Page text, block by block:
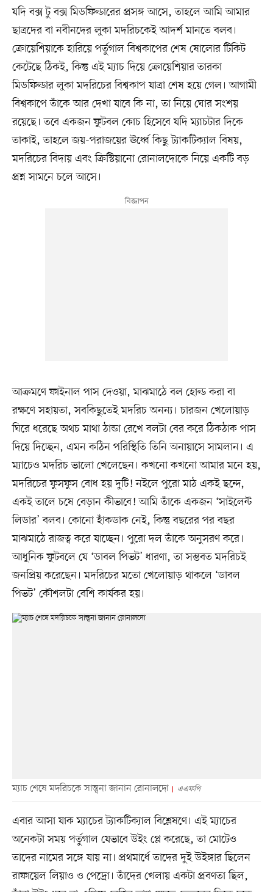
যদি বক্স টু বক্স মিডফিল্ডারের প্রসঙ্গ আসে, তাহলে আমি আমার
ছাত্রদের বা নবীনদের লুকা মদরিচকেই আদর্শ মানতে বলব।
ক্রোয়েশিয়াকে হারিয়ে পর্তুগাল বিশ্বকাপের শেষ ষোলোর টিকিট
কেটেছে ঠিকই, কিন্তু এই ম্যাচ দিয়ে ক্রোয়েশিয়ার তারকা
মিডফিল্ডার লুকা মদরিচের বিশ্বকাপ যাত্রা শেষ হয়ে গেল। আগামী
বিশ্বকাপে তাঁকে আর দেখা যাবে কি না, তা নিয়ে ঘোর সংশয়
রয়েছে। তবে একজন ফুটবল কোচ হিসেবে যদি ম্যাচটার দিকে
তাকাই, তাহলে জয়-পরাজয়ের ঊর্ধ্বে কিছু ট্যাকটিক্যাল বিষয়,
মদরিচের বিদায় এবং ক্রিস্টিয়ানো রোনালদোকে নিয়ে একটি বড়
প্রশ্ন সামনে চলে আসে।
আক্রমণে ফাইনাল পাস দেওয়া, মাঝমাঠে বল হোল্ড করা বা
রক্ষণে সহায়তা, সবকিছুতেই মদরিচ অনন্য। চারজন খেলোয়াড়
ঘিরে ধরেছে অথচ মাথা ঠান্ডা রেখে বলটা বের করে ঠিকঠাক পাস
দিয়ে দিচ্ছেন, এমন কঠিন পরিস্থিতি তিনি অনায়াসে সামলান। এ
ম্যাচেও মদরিচ ভালো খেলেছেন। কখনো কখনো আমার মনে হয়,
মদরিচের ফুসফুস বোধ হয় দুটি! নইলে পুরো মাঠ একই ছন্দে,
একই তালে চষে বেড়ান কীভাবে! আমি তাঁকে একজন ‘সাইলেন্ট
লিডার’ বলব। কোনো হাঁকডাক নেই, কিন্তু বছরের পর বছর
মাঝমাঠে রাজত্ব করে যাচ্ছেন। পুরো দল তাঁকে অনুসরণ করে।
আধুনিক ফুটবলে যে ‘ডাবল পিভট’ ধারণা, তা সম্ভবত মদরিচই
জনপ্রিয় করেছেন। মদরিচের মতো খেলোয়াড় থাকলে ‘ডাবল
পিভট’ কৌশলটা বেশি কার্যকর হয়।
ম্যাচ শেষে মদরিচকে সান্ত্বনা জানান রোনালদো এএফপি
এবার আসা যাক ম্যাচের ট্যাকটিক্যাল বিশ্লেষণে। এই ম্যাচের
অনেকটা সময় পর্তুগাল যেভাবে উইং প্লে করেছে, তা মোটেও
তাদের নামের সঙ্গে যায় না। প্রথমার্ধে তাদের দুই উইঙ্গার ছিলেন
রাফায়েল লিয়াও ও পেদ্রো। তাঁদের খেলায় একটা প্রবণতা ছিল,